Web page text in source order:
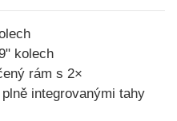
kolech
rám s 2×
integrovanými tahy